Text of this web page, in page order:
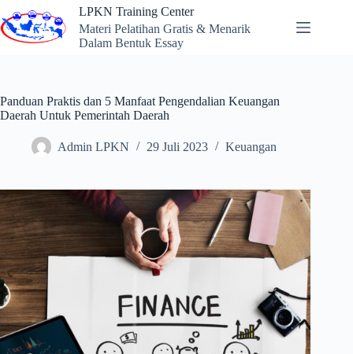
to
content
LPKN Training Center
Materi Pelatihan Gratis & Menarik
Dalam Bentuk Essay
Panduan Praktis dan 5 Manfaat Pengendalian Keuangan
Daerah Untuk Pemerintah Daerah
Admin LPKN 29 Juli 2023 Keuangan